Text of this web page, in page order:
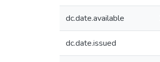
dc.date.available
dc.date.issued